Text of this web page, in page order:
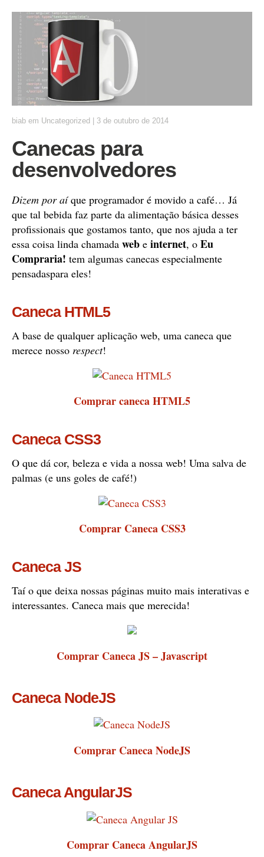
biab em Uncategorized 3 de outubro de 2014
Canecas para
desenvolvedores
Dizem por aíque programador é movido a café… Já
que tal bebida faz parte da alimentação básica desses
profissionais que gostamos tanto, que nos ajuda a ter
essa coisa linda chamada web e internet, o Eu
Compraria! tem algumas canecas especialmente
pensadaspara eles!
Caneca HTML5
A base de qualquer aplicação web, uma caneca que
merece nosso respect!
Comprar caneca HTML5
Caneca CSS3
O que dá cor, beleza e vida a nossa web! Uma salva de
palmas (e uns goles de café!)
Comprar Caneca CSS3
Caneca JS
Taí o que deixa nossas páginas muito mais interativas e
interessantes. Caneca mais que merecida!
Comprar Caneca JS – Javascript
Caneca NodeJS
Comprar Caneca NodeJS
Caneca AngularJS
Comprar Caneca AngularJS